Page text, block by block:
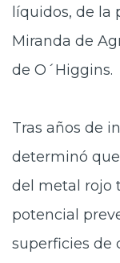
líquidos, de la
Miranda de
de O´Higgins.
Tras años de
determinó
del metal rojo
potencial
superficies de